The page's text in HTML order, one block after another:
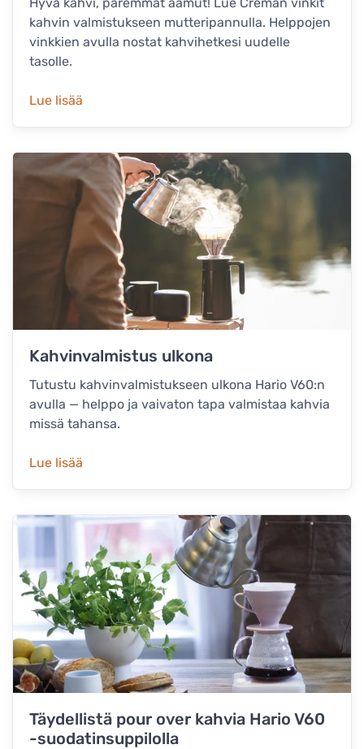
kahvin valmistukseen mutteripannulla. Helppojen
vinkkien avulla nostat kahvihetkesi uudelle
tasolle.
Lue lisää
Kahvinvalmistus ulkona
Tutustu kahvinvalmistukseen ulkona Hario V60:n
avulla — helppo ja vaivaton tapa valmistaa kahvia
missä tahansa.
Lue lisää
Täydellistä pour over kahvia Hario V60
-suodatinsuppilolla